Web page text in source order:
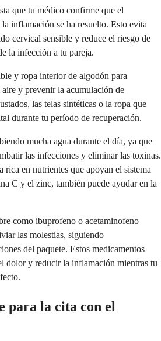
que tu médico confirme que el
inflamación se ha resuelto. Esto evita
cervical sensible y reduce el riesgo de
la infección a tu pareja.
y ropa interior de algodón para
y prevenir la acumulación de
las telas sintéticas o la ropa que
durante tu período de recuperación.
mucha agua durante el día, ya que
las infecciones y eliminar las toxinas.
rica en nutrientes que apoyan el sistema
C y el zinc, también puede ayudar en la
como ibuprofeno o acetaminofeno
las molestias, siguiendo
del paquete. Estos medicamentos
dolor y reducir la inflamación mientras tu
para la cita con el